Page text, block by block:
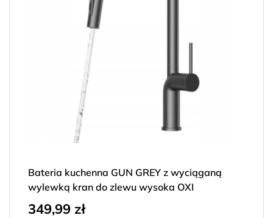
Bateria kuchenna GUN GREY z wyciąganą
wylewką kran do zlewu wysoka OXI
349,99 zł